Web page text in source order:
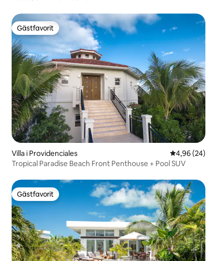
Gästfavorit
Gästfavorit
Villa i Providenciales 4,96 av 5 i
4,96 (24)
Tropical Paradise Beach Front Penthouse + Pool SUV
Gästfavorit
Gästfavorit